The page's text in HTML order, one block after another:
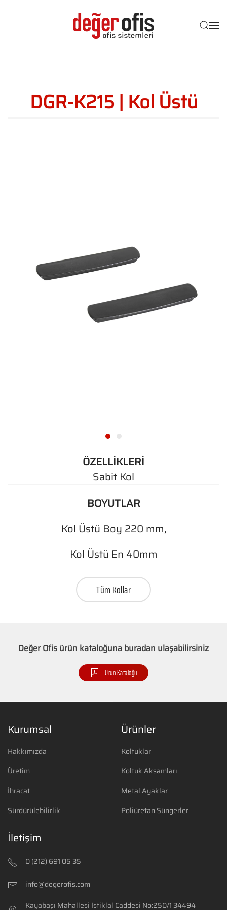
Skip to main content
DGR-K215 | Kol Üstü
ÖZELLİKLERİ
Sabit Kol
BOYUTLAR
Kol Üstü Boy 220 mm,
Kol Üstü En 40mm
Tüm Kollar
Değer Ofis ürün kataloğuna buradan ulaşabilirsiniz
Ürün Kataloğu
Kurumsal
Hakkımızda
Üretim
İhracat
Sürdürülebilirlik
Ürünler
Koltuklar
Koltuk Aksamları
Metal Ayaklar
Poliüretan Süngerler
İletişim
0 (212) 691 05 35
info@degerofis.com
Kayabaşı Mahallesi İstiklal Caddesi No:250/1 34494